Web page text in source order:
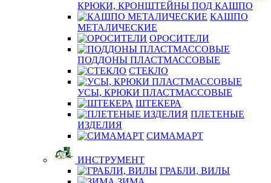
КРЮКИ, КРОНШТЕЙНЫ ПОД КАШПО
КАШПО
МЕТАЛИЧЕСКИЕ
ОРОСИТЕЛИ
ПОДДОНЫ ПЛАСТМАССОВЫЕ
СТЕКЛО
УСЫ, КРЮКИ ПЛАСТМАССОВЫЕ
ШТЕКЕРА
ПЛЕТЕНЫЕ
ИЗДЕЛИЯ
СИМАМАРТ
ИНСТРУМЕНТ
ГРАБЛИ, ВИЛЫ